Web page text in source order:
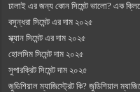
ঢালাই এর জন্য কোন সিমেন্ট ভালো? এক
বসুন্ধরা সিমেন্ট এর দাম ২০২৫
স্ক্যান সিমেন্ট এর দাম ২০২৫
হোলসিম সিমেন্ট দাম ২০২৫
সুপারক্রিট সিমেন্ট দাম ২০২৫
জুডিশিয়াল ম্যাজিস্ট্রেট কি? জুডিশিয়াল